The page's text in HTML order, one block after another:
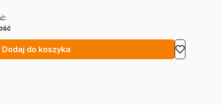
Dodaj do koszyka